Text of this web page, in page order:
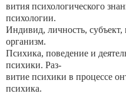
вития психологического
психологии.
Индивид, личность,
организм.
Психика, поведение и
психики. Раз-
витие психики в процессе
психика.